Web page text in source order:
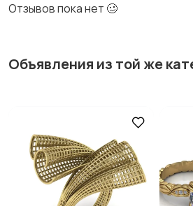
Отзывов пока нет 🥴
Объявления из той же